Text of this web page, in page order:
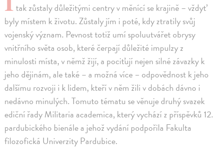
tak zůstaly důležitými centry v měnící se krajině – vždyť
byly místem k životu. Zůstaly jím i poté, kdy ztratily svůj
vojenský význam. Pevnost totiž umí spoluutvářet obrysy
vnitřního světa osob, které čerpají důležité impulzy z
minulosti místa, v němž žijí, a pociťují nejen silné závazky k
jeho dějinám, ale také – a možná více – odpovědnost k jeho
dalšímu rozvoji i k lidem, kteří v něm žili v dobách dávno i
nedávno minulých. Tomuto tématu se věnuje druhý svazek
ediční řady Militaria academica, který vychází z příspěvků 12.
pardubického bienále a jehož vydání podpořila Fakulta
filozofická Univerzity Pardubice.